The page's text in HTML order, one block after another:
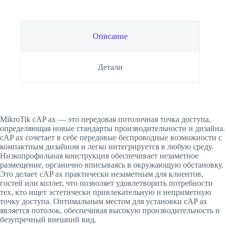
Описание
Детали
MikroTik cAP ax — это передовая потолочная точка доступа,
определяющая новые стандарты производительности и дизайна.
cAP ax сочетает в себе передовые беспроводные возможности с
компактным дизайном и легко интегрируется в любую среду.
Низкопрофильная конструкция обеспечивает незаметное
размещение, органично вписываясь в окружающую обстановку.
Это делает cAP ax практически незаметным для клиентов,
гостей или коллег, что позволяет удовлетворить потребности
тех, кто ищет эстетически привлекательную и неприметную
точку доступа. Оптимальным местом для установки cAP ax
является потолок, обеспечивая высокую производительность и
безупречный внешний вид.